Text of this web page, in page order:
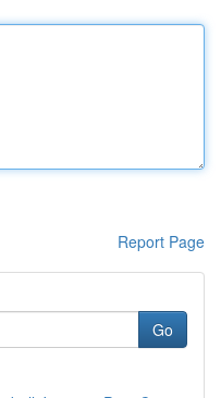
Report Page
Go